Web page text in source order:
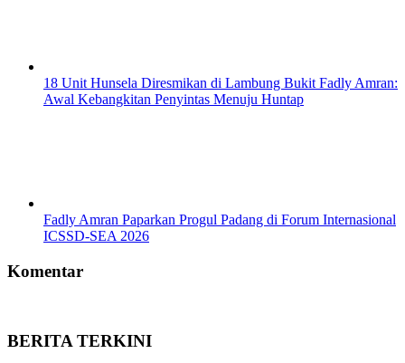
18 Unit Hunsela Diresmikan di Lambung Bukit Fadly Amran:
Awal Kebangkitan Penyintas Menuju Huntap
Fadly Amran Paparkan Progul Padang di Forum Internasional
ICSSD-SEA 2026
Komentar
BERITA TERKINI